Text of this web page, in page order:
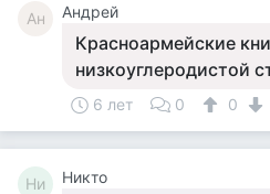
Ан Андрей
Красноармейские
низкоуглеродистой
6 лет 0 0
Ни Никто